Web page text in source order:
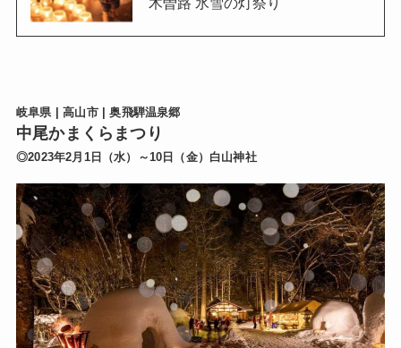
岐阜県 | 高山市 | 奥飛騨温泉郷
中尾かまくらまつり
◎2023年2月1日（水）～10日（金）白山神社